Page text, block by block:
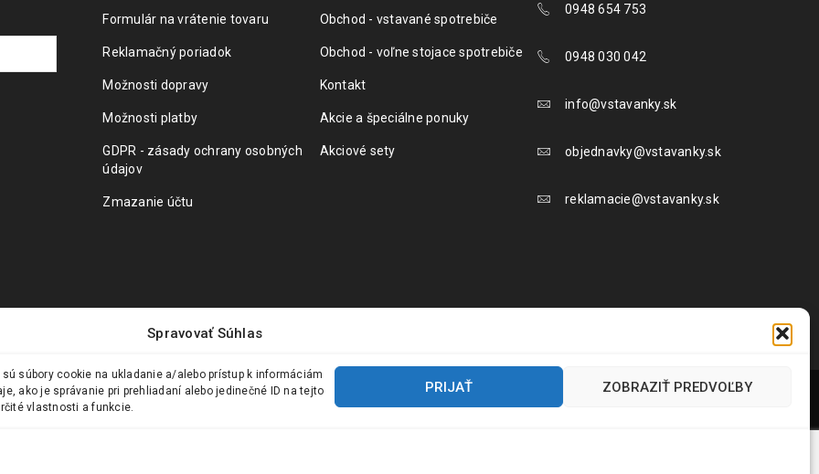
Spravovať Súhlas
súbory cookie na ukladanie a/alebo prístup k informáciám
ako je správanie pri prehliadaní alebo jedinečné ID na tejto
vlastnosti a funkcie.
PRIJAŤ ZOBRAZIŤ PREDVOĽBY
Formulár na vrátenie tovaru
Reklamačný poriadok
Možnosti dopravy
Možnosti platby
GDPR - zásady ochrany osobných
údajov
Zmazanie účtu
Obchod - vstavané spotrebiče
Obchod - voľne stojace spotrebiče
Kontakt
Akcie a špeciálne ponuky
Akciové sety
0948 654 753
0948 030 042
info@vstavanky.sk
objednavky@vstavanky.sk
reklamacie@vstavanky.sk